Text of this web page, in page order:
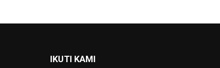
IKUTI KAMI